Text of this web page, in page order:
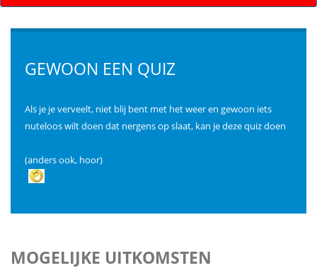
GEWOON EEN QUIZ
Als je je verveelt, niet blij bent met het weer en gewoon iets
nuteloos wilt doen dat nergens op slaat, kan je deze quiz doen
(anders ook, hoor)
MOGELIJKE UITKOMSTEN